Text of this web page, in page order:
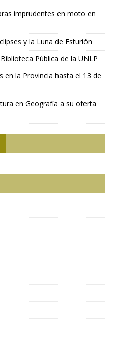
imprudentes en moto en
y la Luna de Esturión
Pública de la UNLP
en la Provincia hasta el 13 de
en Geografía a su oferta